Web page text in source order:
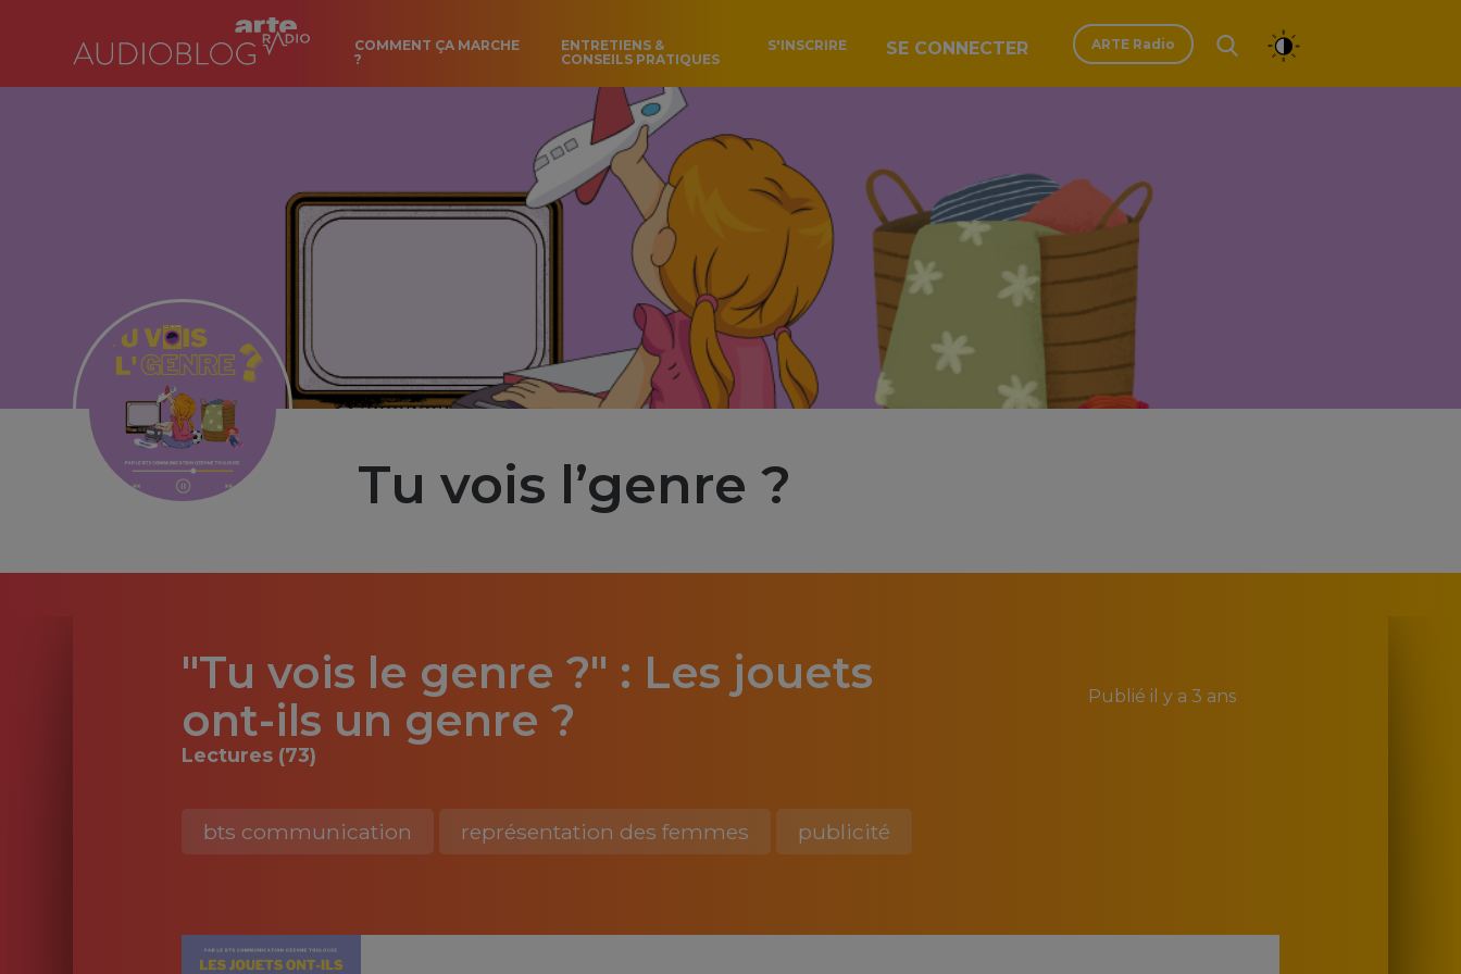
COMMENT ÇA MARCHE
?
ENTRETIENS &
CONSEILS PRATIQUES
S'INSCRIRE SE CONNECTER ARTE Radio
Tu vois l’genre ?
"Tu vois le genre ?" : Les jouets
ont-ils un genre ?
Publié il y a 3 ans
Lectures (73)
bts communication représentation des femmes publicité